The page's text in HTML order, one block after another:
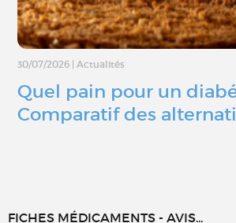
30/07/2026 | Actualités
Quel pain pour un
Comparatif des
FICHES MÉDICAMENTS - AVIS...